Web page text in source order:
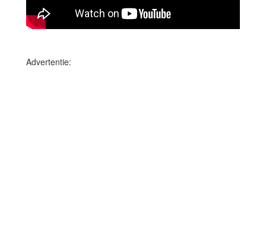
Advertentie: